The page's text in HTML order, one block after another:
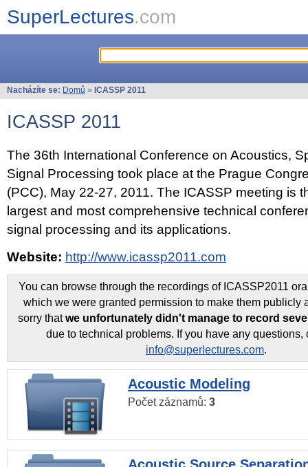
SuperLectures.com
Nacházíte se: Domů » ICASSP 2011
ICASSP 2011
The 36th International Conference on Acoustics,
Signal Processing took place at the Prague
(PCC), May 22-27, 2011. The ICASSP meeting is
largest and most comprehensive technical
signal processing and its applications.
Website: http://www.icassp2011.com
You can browse through the recordings of ICASSP2011
which we were granted permission to make them publicly
sorry thatwe unfortunately didn't manage to record
due to technical problems. If you have any questions,
info@superlectures.com.
Acoustic Modeling
Počet záznamů: 3